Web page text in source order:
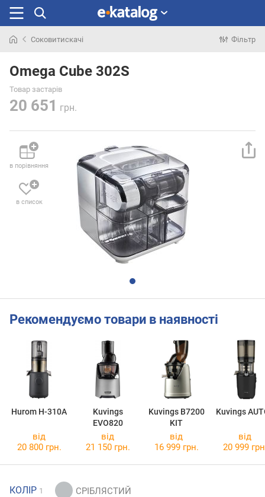
раніше
Соковитискачі Фільтр
Omega Cube 302S
Товар застарів
20 651 грн.
в порівняння
в список
Рекомендуємо товари в наявності
Hurom H-310A
Kuvings
EVO820
Kuvings B7200
KIT
Kuvings
від
20 800 грн.
від
21 150 грн.
від
16 999 грн.
від
20 999
КОЛІР 1